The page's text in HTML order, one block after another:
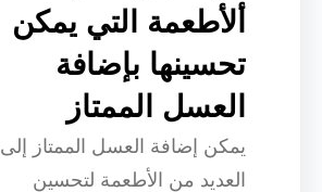
ألأطعمة التي يمكن
تحسينها بإضافة
العسل الممتاز
يمكن إضافة العسل الممتاز إلى
العديد من الأطعمة لتحسين